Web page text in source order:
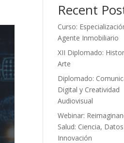
Recent
Curso:
Agente Inmobiliario
XII Diplomado:
Arte
Diplomado:
Digital y Creatividad
Audiovisual
Webinar:
Salud: Ciencia,
Innovación